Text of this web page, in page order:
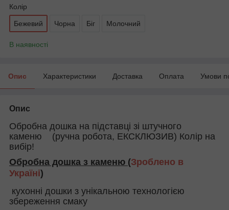
Колір
Бежевий Чорна Біг Молочний
В наявності
Опис Характеристики Доставка Оплата Умови
Опис
Обробна дошка на підставці зі штучного
каменю (ручна робота, ЕКСКЛЮЗИВ) Колір на
вибір!
Обробна дошка з каменю (Зроблено в
Україні)
кухонні дошки з унікальною технологією
збереження смаку